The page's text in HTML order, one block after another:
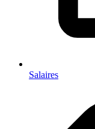
Salaires